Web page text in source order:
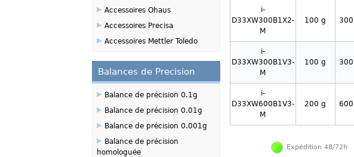
i-
D33XW300B1X2-
M
100 g
i-
D33XW300B1V3-
M
100 g
i-
D33XW600B1V3-
M
200 g
Expédition 48/72h
▸Accessoires Ohaus
▸Accessoires Precisa
▸Accessoires Mettler Toledo
Balances de Precision
▸Balance de précision 0.1g
▸Balance de précision 0.01g
▸Balance de précision 0.001g
▸Balance de précision
homologuée